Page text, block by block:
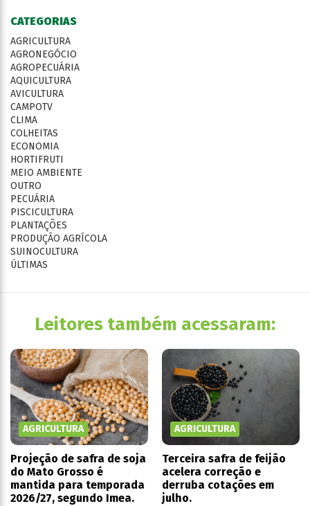
CATEGORIAS
AGRICULTURA
AGRONEGÓCIO
AGROPECUÁRIA
AQUICULTURA
AVICULTURA
CAMPOTV
CLIMA
COLHEITAS
ECONOMIA
HORTIFRUTI
MEIO AMBIENTE
OUTRO
PECUÁRIA
PISCICULTURA
PLANTAÇÕES
PRODUÇÃO AGRÍCOLA
SUINOCULTURA
ÚLTIMAS
Leitores também acessaram:
AGRICULTURA
Projeção de safra de soja
do Mato Grosso é
mantida para temporada
2026/27, segundo Imea.
AGRICULTURA
Terceira safra de feijão
acelera correção e
derruba cotações em
julho.